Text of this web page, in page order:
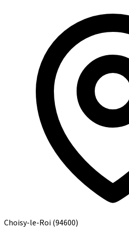
Choisy-le-Roi(94600)